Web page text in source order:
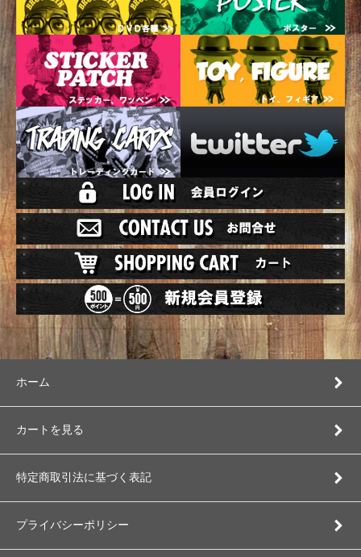
ホーム
カートを見る
特定商取引法に基づく表記
プライバシーポリシー